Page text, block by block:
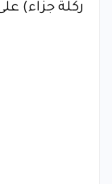
ركلة جزاء)